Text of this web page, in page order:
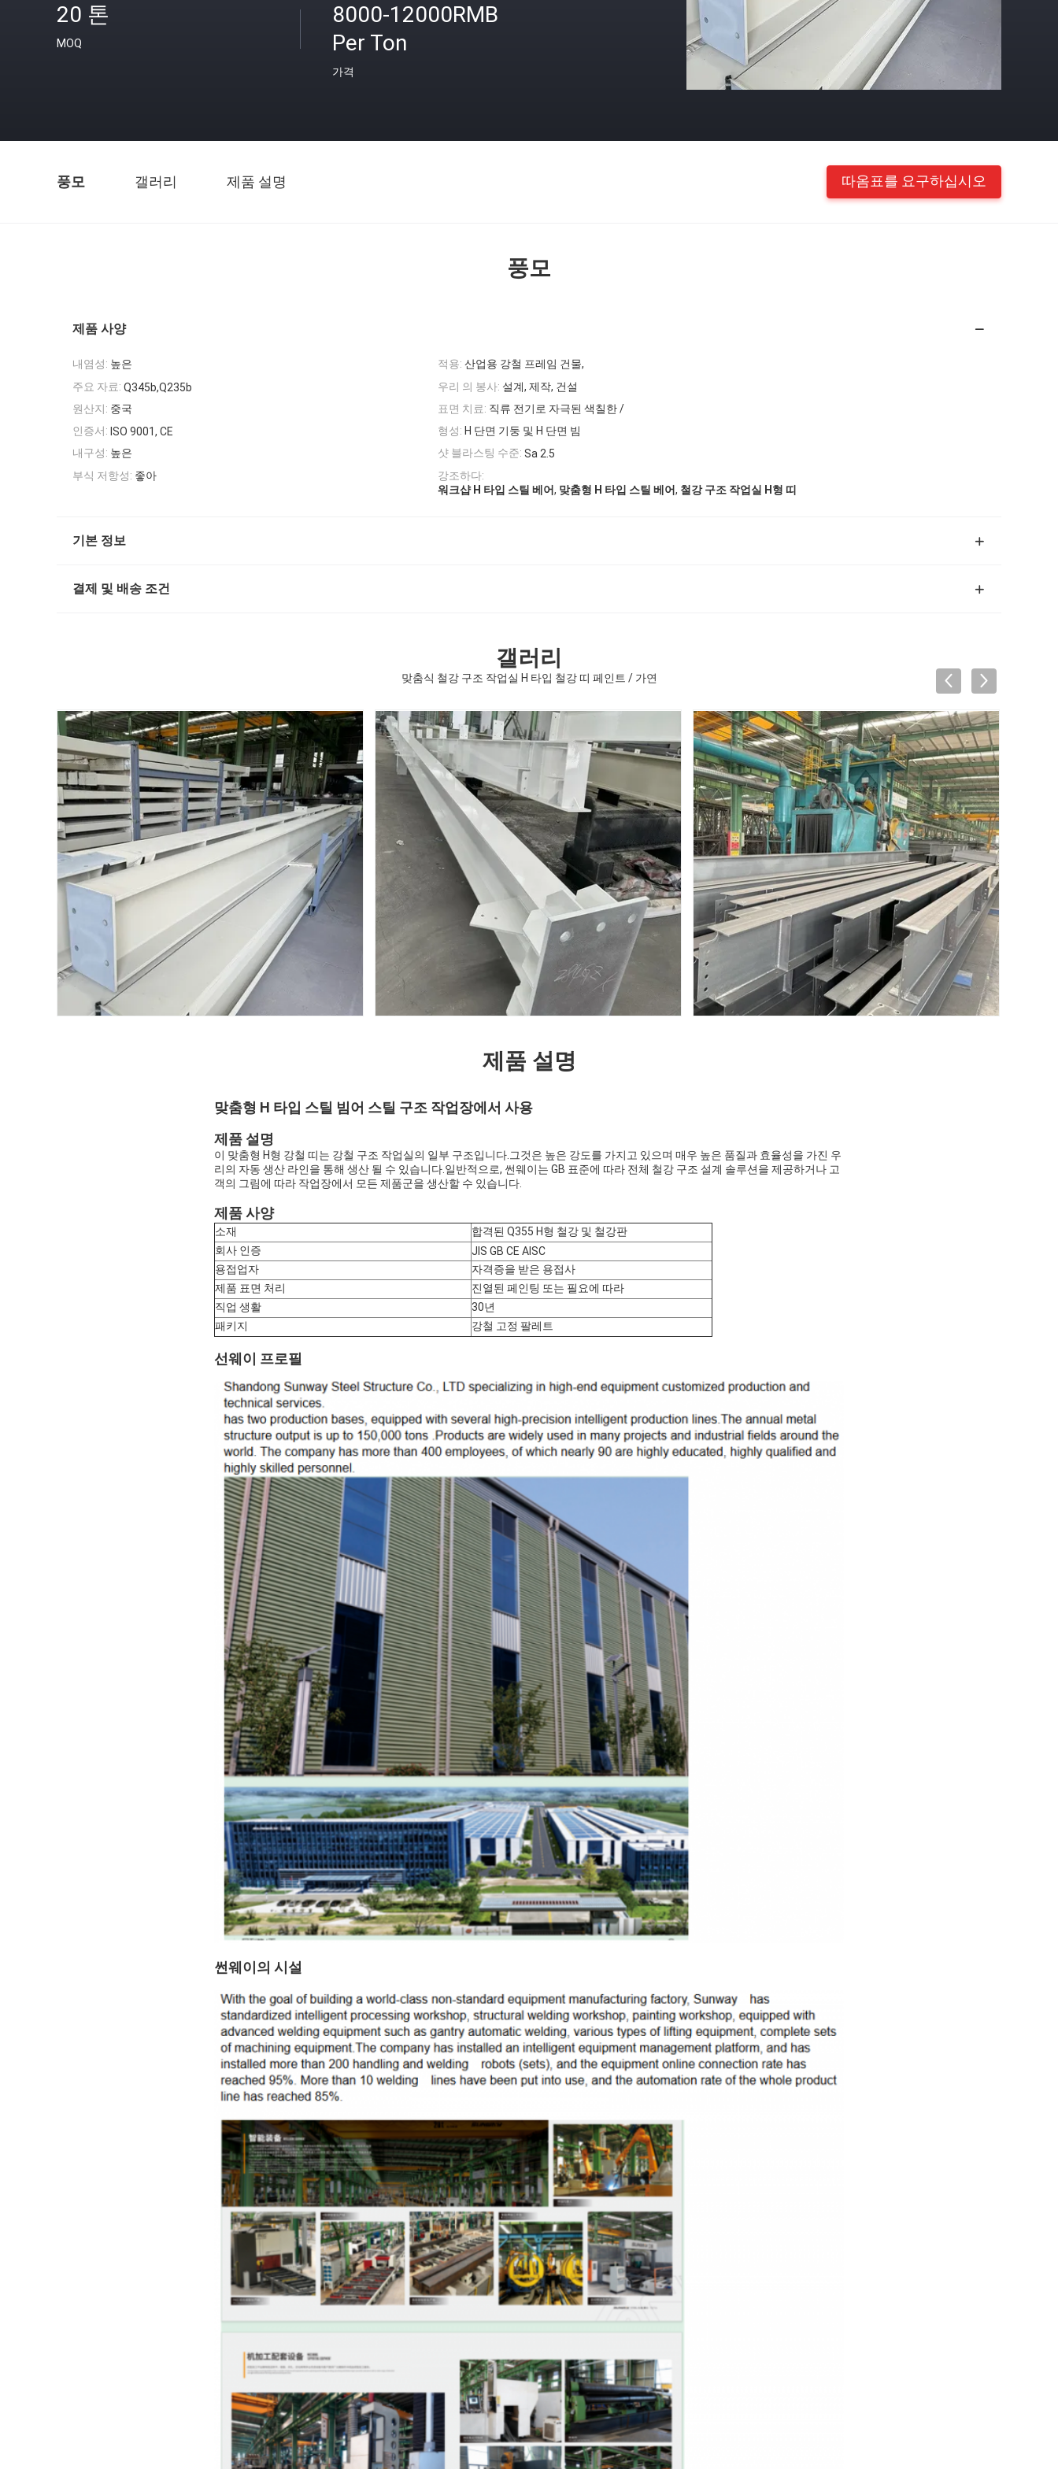
20 톤
MOQ
8000-12000RMB
Per Ton
가격
풍모 갤러리 제품 설명 따옴표를 요구하십시오
풍모
제품 사양
내염성: 높은 적용: 산업용 강철 프레임 건물,
주요 자료: Q345b,Q235b 우리 의 봉사: 설계, 제작, 건설
원산지: 중국 표면 치료: 직류 전기로 자극된 색칠한 /
인증서: ISO 9001, CE 형성: H 단면 기둥 및 H 단면 빔
내구성: 높은 샷 블라스팅 수준: Sa 2.5
부식 저항성: 좋아
강조하다:
워크샵 H 타입 스틸 베어, 맞춤형 H 타입 스틸 베어, 철강 구조 작업실 H형 띠
기본 정보
결제 및 배송 조건
갤러리
맞춤식 철강 구조 작업실 H 타입 철강 띠 페인트 / 가연
제품 설명
맞춤형 H 타입 스틸 빔어 스틸 구조 작업장에서 사용
제품 설명
이 맞춤형 H형 강철 띠는 강철 구조 작업실의 일부 구조입니다.그것은 높은 강도를 가지고 있으며 매우 높은 품질과 효율성을 가진 우
리의 자동 생산 라인을 통해 생산 될 수 있습니다.일반적으로, 썬웨이는 GB 표준에 따라 전체 철강 구조 설계 솔루션을 제공하거나 고
객의 그림에 따라 작업장에서 모든 제품군을 생산할 수 있습니다.
제품 사양
소재
합격된 Q355 H형 철강 및 철강판
회사 인증
JIS GB CE AISC
용접업자
자격증을 받은 용접사
제품 표면 처리
진열된 페인팅 또는 필요에 따라
직업 생활
30년
패키지
강철 고정 팔레트
선웨이 프로필
썬웨이의 시설